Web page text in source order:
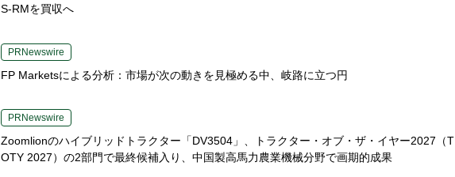
S-RMを買収へ
PRNewswire
FP Marketsによる分析：市場が次の動きを見極める中、岐路に立つ円
PRNewswire
Zoomlionのハイブリッドトラクター「DV3504」、トラクター・オブ・ザ・イヤー2027（T
OTY 2027）の2部門で最終候補入り、中国製高馬力農業機械分野で画期的成果